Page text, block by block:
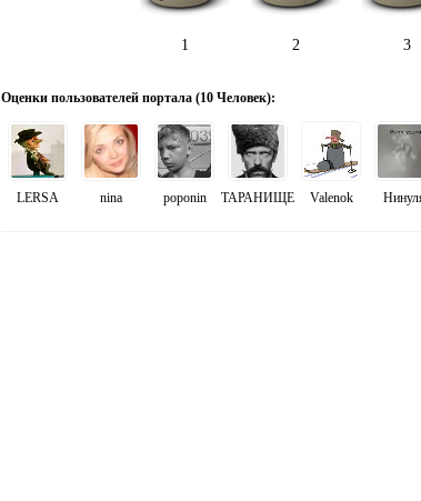
1 2 3
Оценки пользователей портала (10 Человек):
LERSA nina poponin ТАРАНИЩЕ Valenok